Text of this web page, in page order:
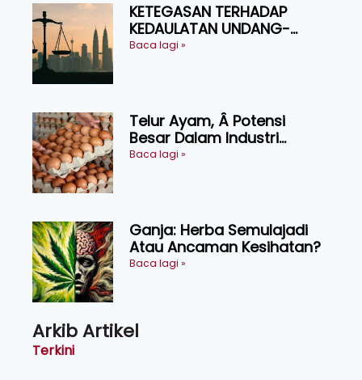
KETEGASAN TERHADAP
KEDAULATAN UNDANG-
UNDANG ASAS KEPADA
Baca lagi »
Telur Ayam, Â Potensi
Besar Dalam Industri
Makanan, Kosmetik dan
Baca lagi »
Ganja: Herba Semulajadi
Atau Ancaman Kesihatan?
Baca lagi »
Arkib Artikel
Terkini